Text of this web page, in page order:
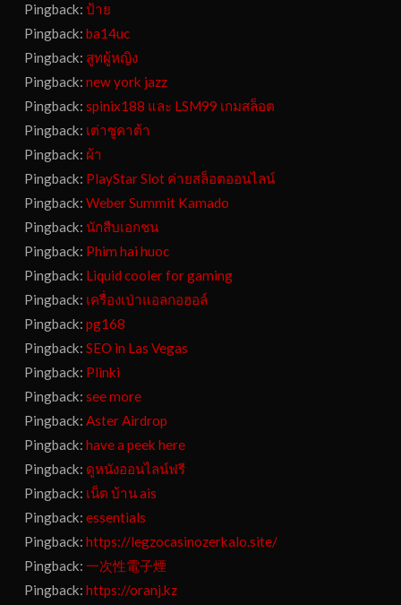
Pingback:ป้าย
Pingback:ba14uc
Pingback: สูทผู้หญิง
Pingback:new york jazz
Pingback:spinix188 และ LSM99 เกมสล็อต
Pingback: เต่าซูคาต้า
Pingback: ผ้า
Pingback: PlayStar Slot ค่ายสล็อตออนไลน์
Pingback:Weber Summit Kamado
Pingback: นักสืบเอกชน
Pingback: Phim hai huoc
Pingback: Liquid cooler for gaming
Pingback: เครื่องเป่าแอลกอฮอล์
Pingback:pg168
Pingback:SEO in Las Vegas
Pingback: Plinki
Pingback:see more
Pingback:Aster Airdrop
Pingback:have a peek here
Pingback: ดูหนังออนไลน์ฟรี
Pingback: เน็ต บ้าน ais
Pingback:essentials
Pingback:https://legzocasinozerkalo.site/
Pingback:一次性電子煙
Pingback:https://oranj.kz